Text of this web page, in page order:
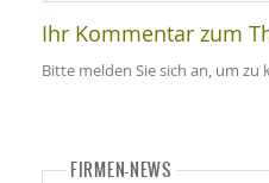
Ihr Kommentar zum
Bitte melden Sie sich an, um
FIRMEN-NEWS